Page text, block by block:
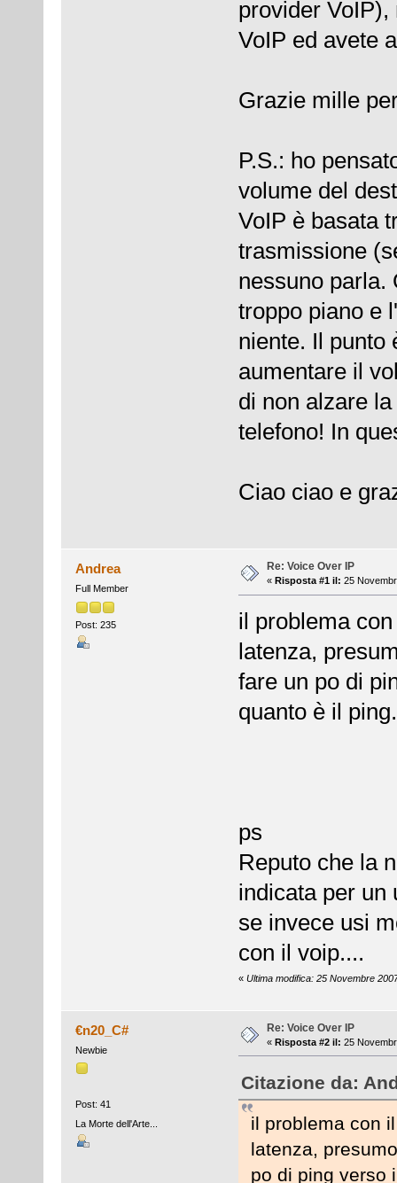
provider
VoIP ed avete
Grazie mille
P.S.: ho
volume del
VoIP è basata
trasmissione
nessuno parla.
troppo piano e
niente. Il punto
aumentare il
di non alzare
telefono! In
Ciao ciao e
Andrea
Full Member
Post: 235
Re: Voice Over IP
« Risposta #1 il: 25
il problema
latenza,
fare un po di
quanto è il
ps
Reputo che la
indicata per un
se invece usi
con il voip....
« Ultima modifica: 25 Novembre
€n20_C#
Newbie
Post: 41
La Morte dell'Arte...
Re: Voice Over IP
« Risposta #2 il: 25
Citazione da:
il problema con
latenza,
po di ping verso